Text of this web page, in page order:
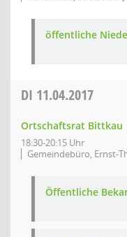
öffentliche
DI 11.04.2017
Ortschaftsrat Bittkau
18:30-20:15 Uhr
Gemeindebüro, Ernst-
Öffentliche